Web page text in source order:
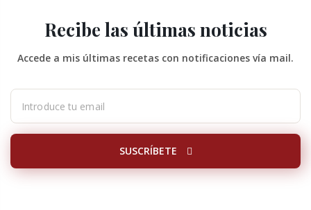
Recibe las últimas noticias
Accede a mis últimas recetas con notificaciones vía mail.
SUSCRÍBETE